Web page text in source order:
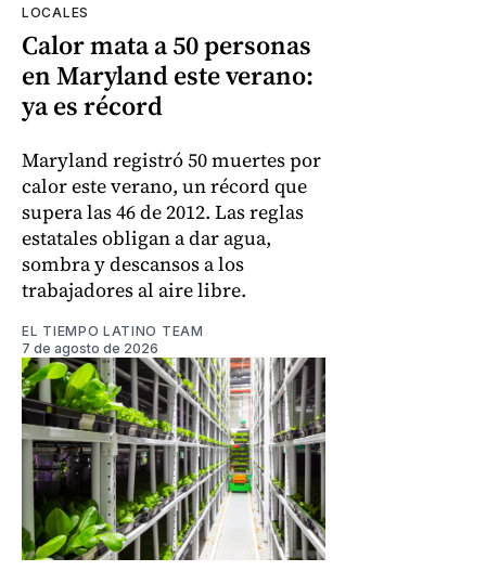
LOCALES
Calor mata a 50 personas
en Maryland este verano:
ya es récord
Maryland registró 50 muertes por
calor este verano, un récord que
supera las 46 de 2012. Las reglas
estatales obligan a dar agua,
sombra y descansos a los
trabajadores al aire libre.
EL TIEMPO LATINO TEAM
7 de agosto de 2026